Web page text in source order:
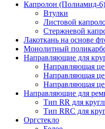
Капролон (Полиамид-6)
Втулки
Листовой
Стержневой
Лакоткань на основе
Монолитный
Направляющие для
Направляющая
Направляющая
Направляющая
Направляющие для
Тип RR для
Тип RRС для
Оргстекло